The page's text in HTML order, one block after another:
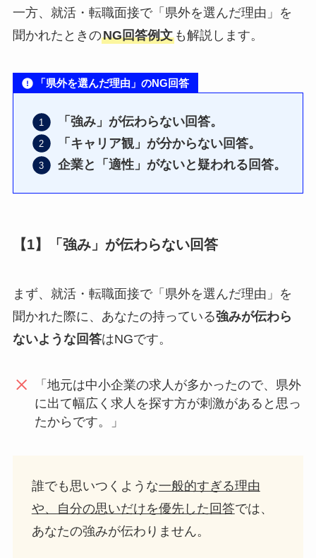
一方、就活・転職面接で「県外を選んだ理由」を
聞かれたときのNG回答例文も解説します。
「県外を選んだ理由」のNG回答
「強み」が伝わらない回答。
「キャリア観」が分からない回答。
企業と「適性」がないと疑われる回答。
【1】「強み」が伝わらない回答
まず、就活・転職面接で「県外を選んだ理由」を
聞かれた際に、あなたの持っている強みが伝わら
ないような回答はNGです。
「地元は中小企業の求人が多かったので、県外
に出て幅広く求人を探す方が刺激があると思っ
たからです。」
誰でも思いつくような一般的すぎる理由
や、自分の思いだけを優先した回答では、
あなたの強みが伝わりません。